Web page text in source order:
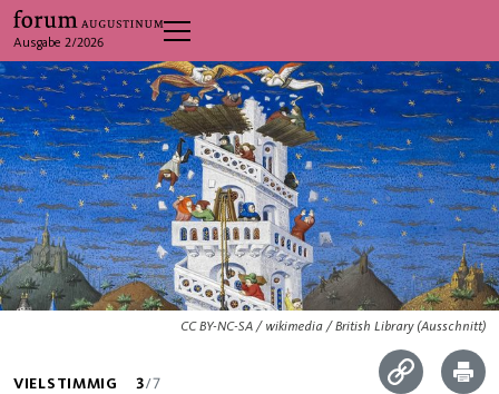
Ausgabe 2/2026
CC BY-NC-SA / wikimedia / British Library (Ausschnitt)
VIELSTIMMIG 3/7